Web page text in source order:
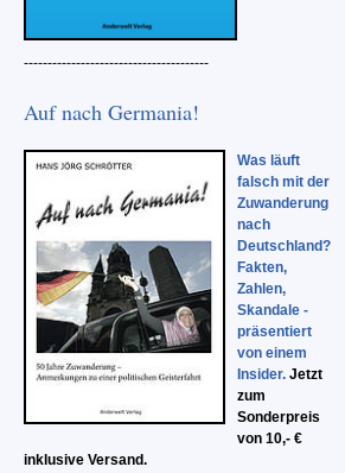
---------------------------------------
Auf nach Germania!
Was läuft
falsch mit der
Zuwanderung
nach
Deutschland?
Fakten,
Zahlen,
Skandale -
präsentiert
von einem
Insider. Jetzt
zum
Sonderpreis
von 10,- €
inklusive Versand.